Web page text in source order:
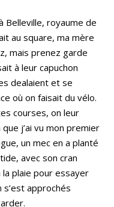
Belleville, royaume de
au square, ma mère
mais prenez garde
à leur capuchon
dealaient et se
où on faisait du vélo.
courses, on leur
j’ai vu mon premier
un mec en a planté
avec son cran
la plaie pour essayer
approchés